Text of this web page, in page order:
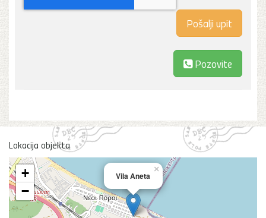
Pozovite
Lokacija objekta
Vila Aneta
×
+
−